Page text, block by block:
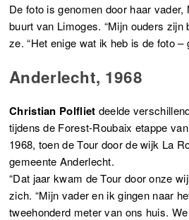
De foto is genomen door haar
buurt van Limoges. “Mijn ouders zijn
ze. “Het enige wat ik heb is de foto –
Anderlecht, 1968
Christian Polfliet deelde
tijdens de Forest-Roubaix etappe
1968, toen de Tour door de wijk La
gemeente Anderlecht.
“Dat jaar kwam de Tour door onze
zich. “Mijn vader en ik gingen naar
tweehonderd meter van ons huis.